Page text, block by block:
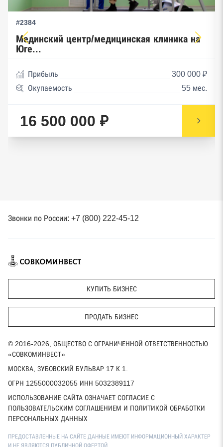
#2384
Мединский центр/медицинская клиника на
Юге...
Прибыль
300 000 ₽
Окупаемость
55 мес.
16 500 000 ₽
Звонки по России: +7 (800) 222-45-12
КУПИТЬ БИЗНЕС
ПРОДАТЬ БИЗНЕС
© 2016-2026, ОБЩЕСТВО С ОГРАНИЧЕННОЙ ОТВЕТСТВЕННОСТЬЮ
«СОВКОМИНВЕСТ»
МОСКВА, ЗУБОВСКИЙ БУЛЬВАР 17 К 1.
ОГРН 1255000032055 ИНН 5032389117
ИСПОЛЬЗОВАНИЕ САЙТА ОЗНАЧАЕТ СОГЛАСИЕ С
ПОЛЬЗОВАТЕЛЬСКИМ СОГЛАШЕНИЕМ И ПОЛИТИКОЙ ОБРАБОТКИ
ПЕРСОНАЛЬНЫХ ДАННЫХ
ПРЕДОСТАВЛЕННЫЕ НА САЙТЕ ДАННЫЕ ИМЕЮТ ИНФОРМАЦИОННЫЙ ХАРАКТЕР
И НЕ ЯВЛЯЮТСЯ ПУБЛИЧНОЙ ОФЕРТОЙ.